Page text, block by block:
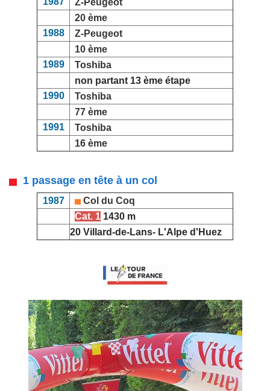
Z-Peugeot
20 ème
1988
Z-Peugeot
10 ème
1989
Toshiba
non partant 13 ème étape
1990
Toshiba
77 ème
1991
Toshiba
16 ème
1 passage en tête à un col
1987
Col du Coq
Cat. 1 1430 m
20 Villard-de-Lans- L'Alpe d'Huez